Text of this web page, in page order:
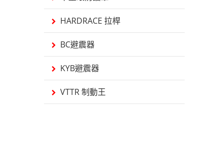
HARDRACE 拉桿
BC避震器
KYB避震器
VTTR 制動王